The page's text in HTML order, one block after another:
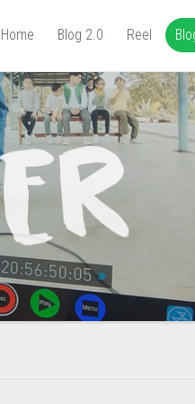
Home Blog 2.0 Reel